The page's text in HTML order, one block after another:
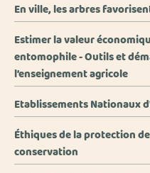
En ville, les arbres
Estimer la valeur
entomophile - Outils et
l’enseignement agricole
Etablissements Nationaux
Éthiques de la protection
conservation